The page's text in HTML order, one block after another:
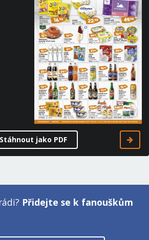
Stáhnout jako PDF
Přidejte se k fanouškům